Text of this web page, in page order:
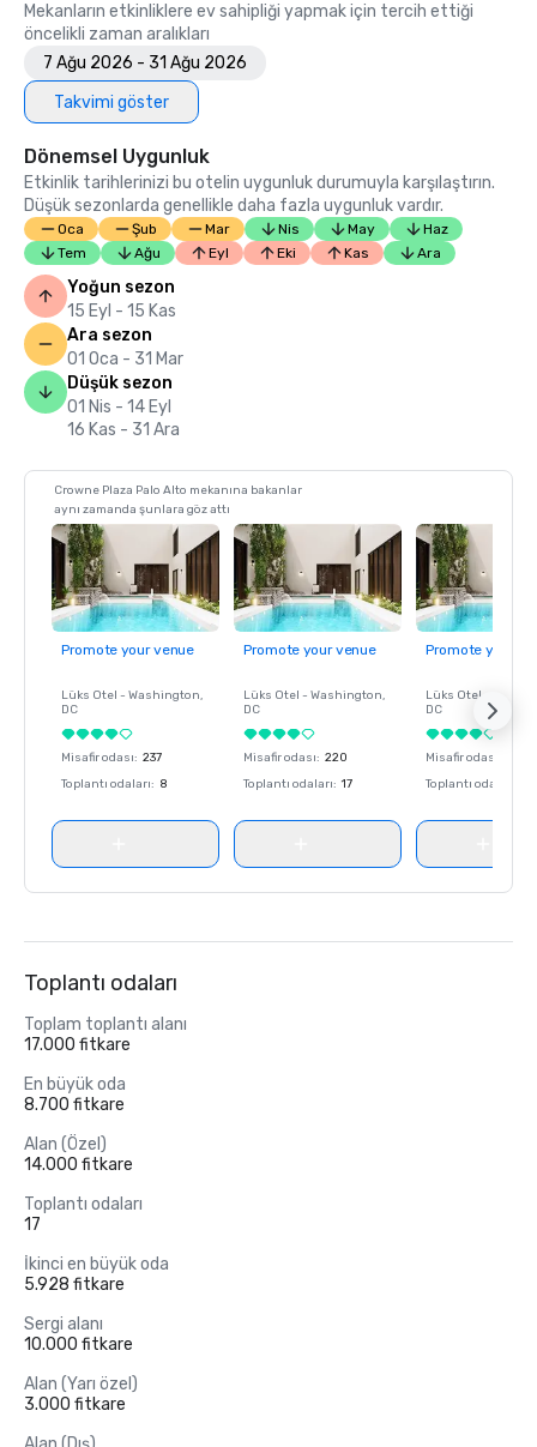
Mekanların etkinliklere ev sahipliği yapmak için tercih ettiği
öncelikli zaman aralıkları
7 Ağu 2026 - 31 Ağu 2026
Takvimi göster
Dönemsel Uygunluk
Etkinlik tarihlerinizi bu otelin uygunluk durumuyla karşılaştırın.
Düşük sezonlarda genellikle daha fazla uygunluk vardır.
Oca Şub Mar Nis May
Haz
Tem
Ağu Eyl Eki Kas Ara
Yoğun sezon
15 Eyl - 15 Kas
Ara sezon
01 Oca - 31 Mar
Düşük sezon
01 Nis - 14 Eyl
16 Kas - 31 Ara
Crowne Plaza Palo Alto mekanına bakanlar
aynı zamanda şunlara göz attı
Promote your venue
Lüks Otel - Washington,
DC
Misafir odası: 237
Toplantı odaları: 8
Promote your venue
Lüks Otel - Washington,
DC
Misafir odası: 220
Toplantı odaları: 17
Promote your
Lüks Otel -
DC
Misafir odası
Toplantı odaları
Toplantı odaları
Toplam toplantı alanı
17.000 fitkare
En büyük oda
8.700 fitkare
Alan (Özel)
14.000 fitkare
Toplantı odaları
17
İkinci en büyük oda
5.928 fitkare
Sergi alanı
10.000 fitkare
Alan (Yarı özel)
3.000 fitkare